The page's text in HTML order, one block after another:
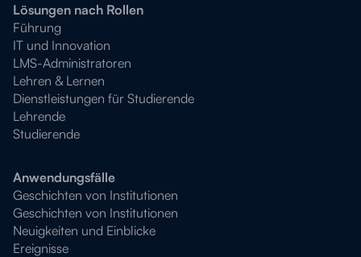
Lösungen nach Rollen
Führung
IT und Innovation
LMS-Administratoren
Lehren & Lernen
Dienstleistungen für Studierende
Lehrende
Studierende
Anwendungsfälle
Geschichten von Institutionen
Geschichten von Institutionen
Neuigkeiten und Einblicke
Ereignisse